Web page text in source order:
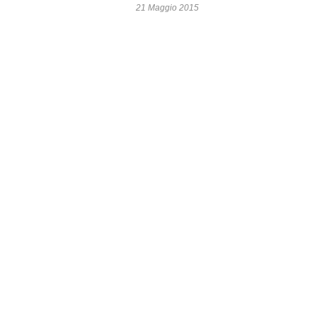
21 Maggio 2015